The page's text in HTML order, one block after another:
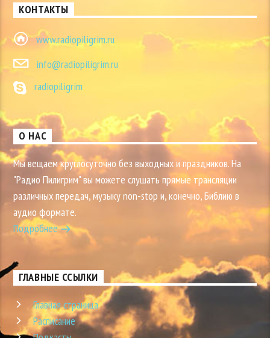
КОНТАКТЫ
www.radiopiligrim.ru
info@radiopiligrim.ru
radiopiligrim
О НАС
Мы вещаем круглосуточно без выходных и праздников. На
"Радио Пилигрим" вы можете слушать прямые трансляции
различных передач, музыку non-stop и, конечно, Библию в
аудио формате.
Подробнее
ГЛАВНЫЕ ССЫЛКИ
Главная страница
Расписание